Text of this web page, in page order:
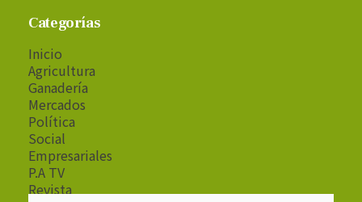
Categorías
Inicio
Agricultura
Ganadería
Mercados
Política
Social
Empresariales
P.A TV
Revista